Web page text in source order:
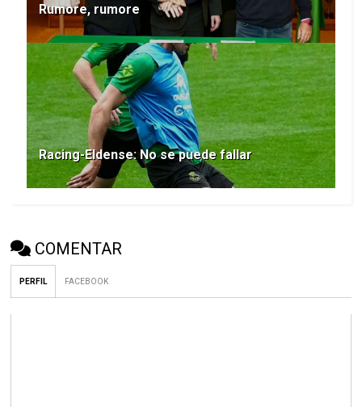
Rumore, rumore
Racing-Eldense: No se puede fallar
COMENTAR
PERFIL FACEBOOK